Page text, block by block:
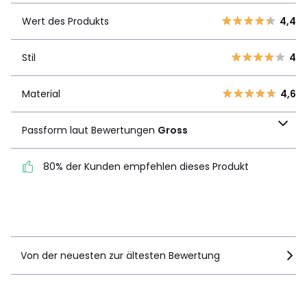
4
Wert des
4
4,6
Passform laut
Bewertungen
80% der Kunden
Wert des Produkts 4,4
Stil 4
Material 4,6
Passform laut Bewertungen Gross
80% der Kunden empfehlen dieses Produkt
Von der neuesten zur ältesten Bewertung